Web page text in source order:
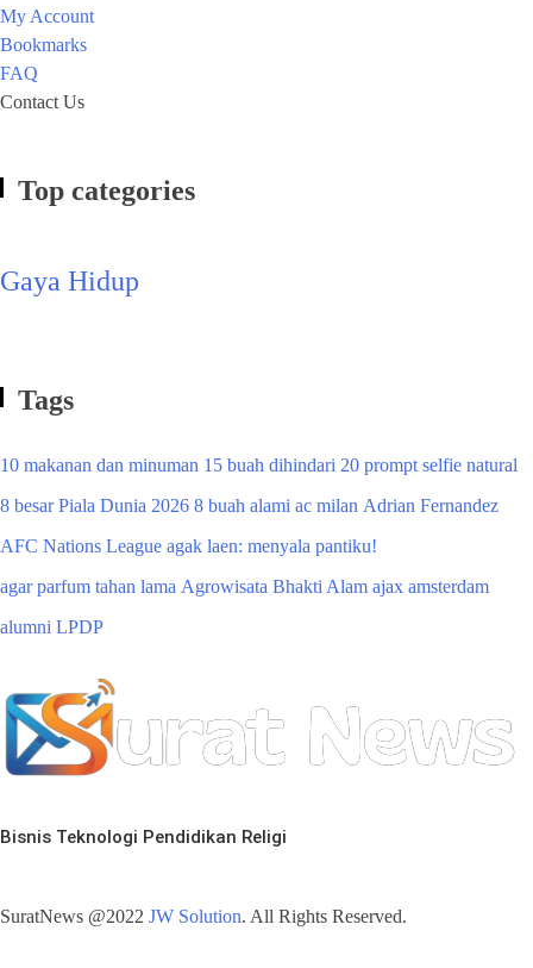
My Account
Bookmarks
FAQ
Contact Us
Top categories
Gaya Hidup
Tags
10 makanan dan minuman 15 buah dihindari 20 prompt selfie natural
8 besar Piala Dunia 2026 8 buah alami ac milan Adrian Fernandez
AFC Nations League agak laen: menyala pantiku!
agar parfum tahan lama Agrowisata Bhakti Alam ajax amsterdam
alumni LPDP
Bisnis Teknologi Pendidikan Religi
SuratNews @2022 JW Solution. All Rights Reserved.